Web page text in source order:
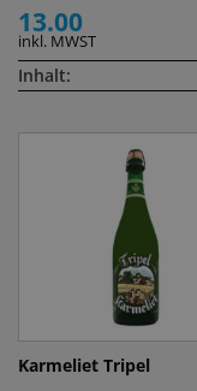
13.00
inkl. MWST
Inhalt:
Karmeliet Tripel